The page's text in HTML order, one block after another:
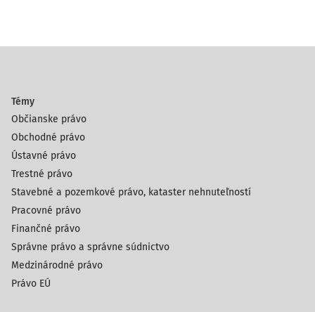
Témy
Občianske právo
Obchodné právo
Ústavné právo
Trestné právo
Stavebné a pozemkové právo, kataster nehnuteľností
Pracovné právo
Finančné právo
Správne právo a správne súdnictvo
Medzinárodné právo
Právo EÚ